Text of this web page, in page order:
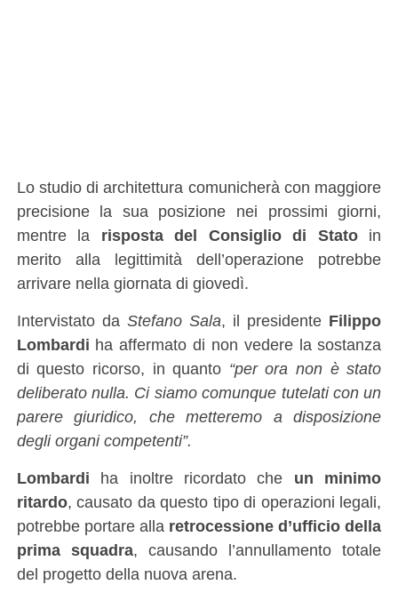
Lo studio di architettura comunicherà con maggiore
precisione la sua posizione nei prossimi giorni,
mentre la risposta del Consiglio di Statoin
merito alla legittimità dell’operazione potrebbe
arrivare nella giornata di giovedì.
Intervistato da Stefano Sala, il presidente Filippo
Lombardi ha affermato di non vedere la sostanza
di questo ricorso, in quanto “per ora non è stato
deliberato nulla. Ci siamo comunque tutelati con un
parere giuridico, che metteremo a disposizione
degli organi competenti”.
Lombardi ha inoltre ricordato che un minimo
ritardo, causato da questo tipo di operazioni legali,
potrebbe portare alla retrocessione d’ufficio della
prima squadra, causando l’annullamento totale
del progetto della nuova arena.